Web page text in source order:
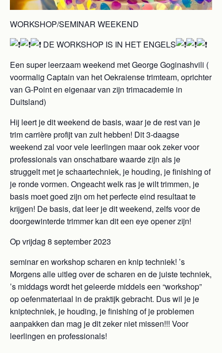
WORKSHOP/SEMINAR WEEKEND
DE WORKSHOP IS IN HET ENGELS
Een super leerzaam weekend met George Goginashvili (
voormalig Captain van het Oekraiense trimteam, oprichter
van G-Point en eigenaar van zijn trimacademie in
Duitsland)
Hij leert je dit weekend de basis, waar je de rest van je
trim carrière profijt van zult hebben! Dit 3-daagse
weekend zal voor vele leerlingen maar ook zeker voor
professionals van onschatbare waarde zijn als je
struggelt met je schaartechniek, je houding, je finishing of
je ronde vormen. Ongeacht welk ras je wilt trimmen, je
basis moet goed zijn om het perfecte eind resultaat te
krijgen! De basis, dat leer je dit weekend, zelfs voor de
doorgewinterde trimmer kan dit een eye opener zijn!
Op vrijdag 8 september 2023
seminar en workshop scharen en knip techniek! ’s
Morgens alle uitleg over de scharen en de juiste techniek,
’s middags wordt het geleerde middels een “workshop”
op oefenmateriaal in de praktijk gebracht. Dus wil je je
kniptechniek, je houding, je finishing of je problemen
aanpakken dan mag je dit zeker niet missen!!! Voor
leerlingen en professionals!